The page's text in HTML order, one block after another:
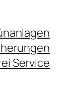
Service